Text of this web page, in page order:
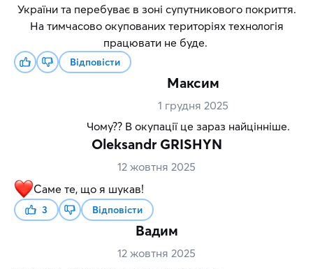
України та перебуває в зоні супутникового покриття.
На тимчасово окупованих територіях технологія
працювати не буде.
Відповісти
Максим
1 грудня 2025
Чому?? В окупації це зараз найцінніше.
Oleksandr GRISHYN
12 жовтня 2025
Саме те, що я шукав!
3 Відповісти
Вадим
12 жовтня 2025